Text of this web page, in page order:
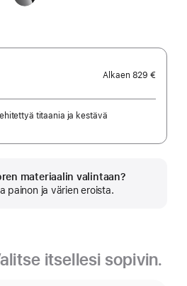
musta
Alkaen 829 €
titaania ja kestävä
materiaalin valintaan?
painon ja värien eroista.
itsellesi sopivin.